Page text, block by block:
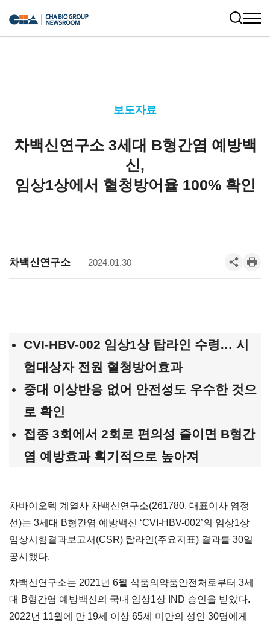
보도자료
차백신연구소 3세대 B형간염 예방백
신,
임상1상에서 혈청방어율 100% 확인
차백신연구소 2024.01.30
CVI-HBV-002 임상1상 탑라인 수령… 시
험대상자 전원 혈청방어효과
중대 이상반응 없어 안전성도 우수한 것으
로 확인
접종 3회에서 2회로 편의성 줄이면 B형간
염 예방효과 획기적으로 높아져
차바이오텍 계열사 차백신연구소(261780, 대표이사 염정
선)는 3세대 B형간염 예방백신 ‘CVI-HBV-002’의 임상1상
임상시험결과보고서(CSR) 탑라인(주요지표) 결과를 30일
공시했다.
차백신연구소는 2021년 6월 식품의약품안전처로부터 3세
대 B형간염 예방백신의 국내 임상1상 IND 승인을 받았다.
2022년 11월에 만 19세 이상 65세 미만의 성인 30명에게